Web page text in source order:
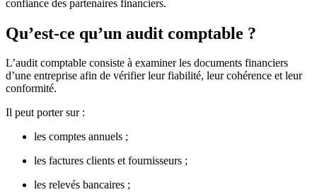
confiance des partenaires financiers.
Qu’est-ce qu’un audit comptable ?
L’audit comptable consiste à examiner les documents financiers
d’une entreprise afin de vérifier leur fiabilité, leur cohérence et leur
conformité.
Il peut porter sur :
les comptes annuels ;
les factures clients et fournisseurs ;
les relevés bancaires ;